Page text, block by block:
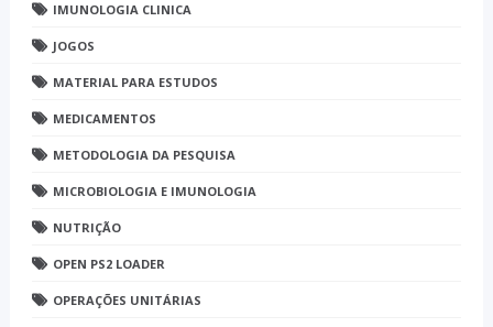
IMUNOLOGIA CLINICA
JOGOS
MATERIAL PARA ESTUDOS
MEDICAMENTOS
METODOLOGIA DA PESQUISA
MICROBIOLOGIA E IMUNOLOGIA
NUTRIÇÃO
OPEN PS2 LOADER
OPERAÇÕES UNITÁRIAS